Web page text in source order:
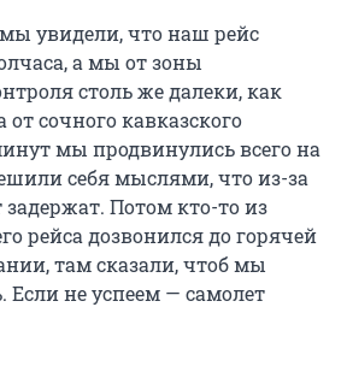
увидели, что наш рейс
а мы от зоны
столь же далеки, как
от сочного кавказского
мы продвинулись всего на
себя мыслями, что из-за
задержат. Потом кто-то из
рейса дозвонился до горячей
там сказали, чтоб мы
Если не успеем — самолет